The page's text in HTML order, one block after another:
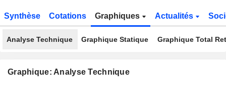
Synthèse Cotations Graphiques Actualités
Analyse Technique Graphique Statique Graphique Total
Graphique: Analyse Technique